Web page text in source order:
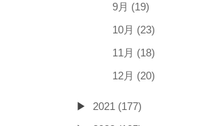
9月 (19)
10月 (23)
11月 (18)
12月 (20)
2021 (177)